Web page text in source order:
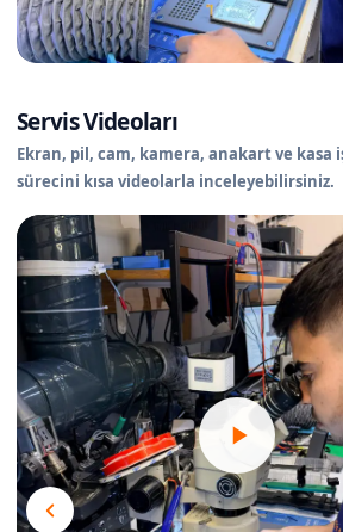
Servis Videoları
Ekran, pil, cam, kamera, anakart ve
sürecini kısa videolarla inceleyebilirsiniz.